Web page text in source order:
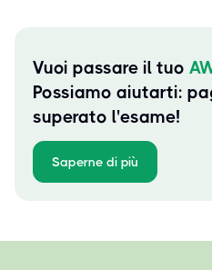
Vuoi passare il tuo
Possiamo aiutarti:
superato l'esame!
Saperne di più